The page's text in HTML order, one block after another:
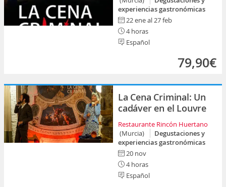
experiencias gastronómicas
22 ene al 27 feb
4 horas
Español
79,90€
La Cena Criminal: Un
cadáver en el Louvre
Restaurante Rincón Huertano
(Murcia)
Degustaciones y
experiencias gastronómicas
20 nov
4 horas
Español